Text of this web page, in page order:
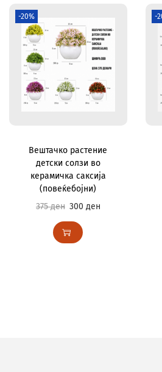
-20%
Вештачко растение
детски солзи во
керамичка саксија
(повеќебојни)
375ден 300 ден
-